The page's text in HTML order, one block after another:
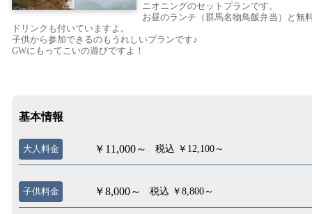
ニオニングのセットプランです。
お昼のランチ（群馬名物鳥飯弁当）と無
ドリンクも付いていますよ。
子供から参加できるのもうれしいプランです♪
GWにもってこいの遊びですよ！
基本情報
大人料金 ￥11,000～ 税込 ￥12,100～
子供料金 ￥8,000～ 税込 ￥8,800～